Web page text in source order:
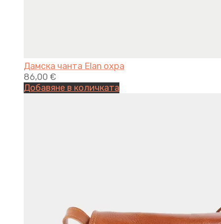
Дамска чанта Elan охра
86,00 €
Добавяне в количката